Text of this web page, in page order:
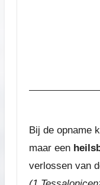
Bij de opname
maar een
verlossen van